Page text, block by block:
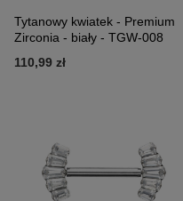
Tytanowy kwiatek - Premium
Zirconia - biały - TGW-008
110,99 zł